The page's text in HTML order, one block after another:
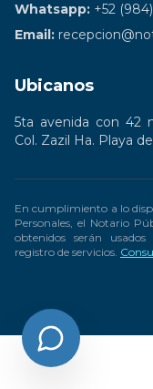
Whatsapp: +52
Email:
Ubicanos
5ta avenida con 42
Col. Zazil Ha. Playa
En cumplimiento a lo
Personales, el Notario
obtenidos serán
registro de servicios.